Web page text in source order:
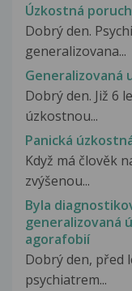
Úzkostná
Dobrý den.
generalizovana...
Generalizovaná
Dobrý den. Již 6
úzkostnou...
Panická
Když má člověk
zvýšenou...
Byla
generalizovaná
agorafobií
Dobrý den, před
psychiatrem...